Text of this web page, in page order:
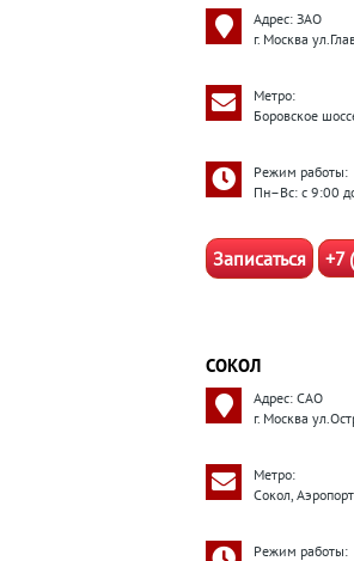
Адрес: ЗАО
г. Москва
Метро:
Боровское
Режим работы:
Пн–Вс: с 9:00
Записаться +7
СОКОЛ
Адрес: САО
г. Москва
Метро:
Сокол, Аэропорт
Режим работы: